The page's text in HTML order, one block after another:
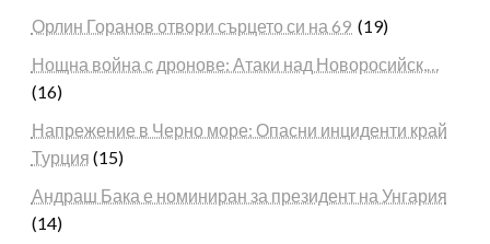
Орлин Горанов отвори сърцето си на 69 (19)
Нощна война с дронове: Атаки над Новоросийск,…
(16)
Напрежение в Черно море: Опасни инциденти край
Турция (15)
Андраш Бака е номиниран за президент на Унгария
(14)